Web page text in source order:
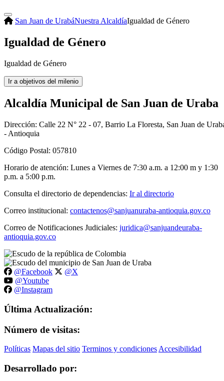
San Juan de UrabáNuestra AlcaldíaIgualdad de Género
Igualdad de Género
Igualdad de Género
Alcaldía Municipal de San Juan de Uraba
Dirección: Calle 22 N° 22 - 07, Barrio La Floresta, San Juan de
- Antioquia
Código Postal: 057810
Horario de atención: Lunes a Viernes de 7:30 a.m. a 12:00 m y 1:30
p.m. a 5:00 p.m.
Consulta el directorio de dependencias: Ir al directorio
Correo institucional: contactenos@sanjuanuraba-antioquia.gov.co
Correo de Notificaciones Judiciales: juridica@sanjuandeuraba-
antioquia.gov.co
@Facebook
@X
@Youtube
@Instagram
Última Actualización:
Número de visitas:
Políticas Mapas del sitio Terminos y condiciones Accesibilidad
Desarrollado por: